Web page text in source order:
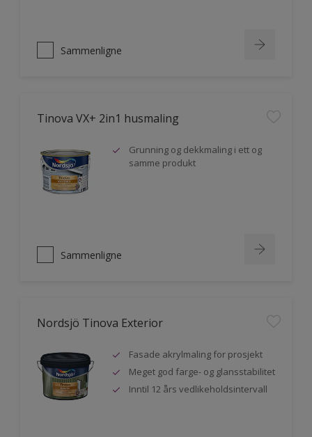
Sammenligne
Tinova VX+ 2in1 husmaling
Grunning og dekkmaling i ett og
samme produkt
Sammenligne
Nordsjö Tinova Exterior
Fasade akrylmaling for prosjekt
Meget god farge- og glansstabilitet
Inntil 12 års vedlikeholdsintervall